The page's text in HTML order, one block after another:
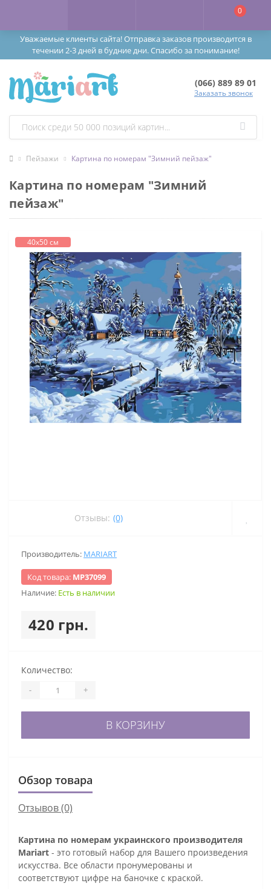
Уважаемые клиенты сайта! Отправка заказов производится в
течении 2-3 дней в будние дни. Спасибо за понимание!
0
(066) 889 89 01
Заказать звонок
Пейзажи Картина по номерам "Зимний пейзаж"
Картина по номерам "Зимний
пейзаж"
40х50 см
Отзывы: (0)
Производитель: MARIART
Код товара: МР37099
Наличие: Есть в наличии
420 грн.
Количество:
- +
В КОРЗИНУ
Обзор товара
Отзывов (0)
Картина по номерам украинского производителя
Mariart - это готовый набор для Вашего произведения
искусства. Все области пронумерованы и
соответствуют цифре на баночке с краской.